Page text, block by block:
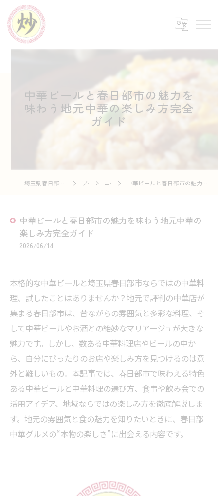
中華ビールと春日部市の魅力を
味わう地元中華の楽しみ方完全
ガイド
埼玉県春日部の中華なら中華市場 炒 ブログ コラム 中華ビールと春日部市の魅力を味わう地元中華の楽しみ方完全ガイド
中華ビールと春日部市の魅力を味わう地元中華の
楽しみ方完全ガイド
2026/06/14
本格的な中華ビールと埼玉県春日部市ならではの中華料
理、試したことはありませんか？地元で評判の中華店が
集まる春日部市は、昔ながらの雰囲気と多彩な料理、そ
して中華ビールやお酒との絶妙なマリアージュが大きな
魅力です。しかし、数ある中華料理店やビールの中か
ら、自分にぴったりのお店や楽しみ方を見つけるのは意
外と難しいもの。本記事では、春日部市で味わえる特色
ある中華ビールと中華料理の選び方、食事や飲み会での
活用アイデア、地域ならではの楽しみ方を徹底解説しま
す。地元の雰囲気と食の魅力を知りたいときに、春日部
中華グルメの“本物の楽しさ”に出会える内容です。